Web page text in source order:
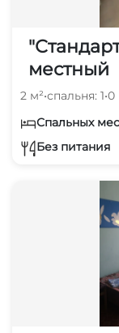
местный
2 м²•спальня: 1•0
Спальных
Без питания